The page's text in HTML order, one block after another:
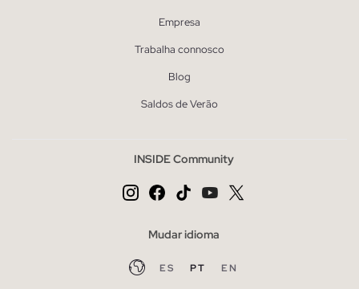
Empresa
Trabalha connosco
Blog
Saldos de Verão
INSIDE Community
Mudar idioma
ES PT EN